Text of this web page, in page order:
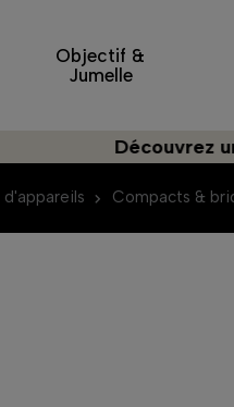
Objectif &
Jumelle
Découvrez une
d'appareils Compacts &